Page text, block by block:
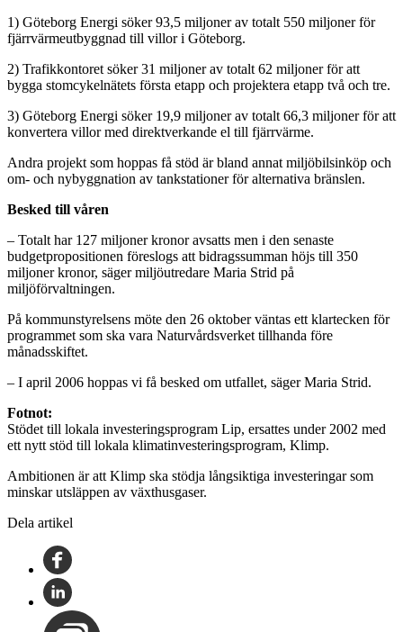
1) Göteborg Energi söker 93,5 miljoner av totalt 550 miljoner för
fjärrvärmeutbyggnad till villor i Göteborg.
2) Trafikkontoret söker 31 miljoner av totalt 62 miljoner för att
bygga stomcykelnätets första etapp och projektera etapp två och tre.
3) Göteborg Energi söker 19,9 miljoner av totalt 66,3 miljoner för att
konvertera villor med direktverkande el till fjärrvärme.
Andra projekt som hoppas få stöd är bland annat miljöbilsinköp och
om- och nybyggnation av tankstationer för alternativa bränslen.
Besked till våren
– Totalt har 127 miljoner kronor avsatts men i den senaste
budgetpropositionen föreslogs att bidragssumman höjs till 350
miljoner kronor, säger miljöutredare Maria Strid på
miljöförvaltningen.
På kommunstyrelsens möte den 26 oktober väntas ett klartecken för
programmet som ska vara Naturvårdsverket tillhanda före
månadsskiftet.
– I april 2006 hoppas vi få besked om utfallet, säger Maria Strid.
Fotnot:
Stödet till lokala investeringsprogram Lip, ersattes under 2002 med
ett nytt stöd till lokala klimatinvesteringsprogram, Klimp.
Ambitionen är att Klimp ska stödja långsiktiga investeringar som
minskar utsläppen av växthusgaser.
Dela artikel